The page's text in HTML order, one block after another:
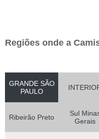
Regiões onde a
GRANDE SÃO
PAULO
Ribeirão Preto
Sul
Gerais